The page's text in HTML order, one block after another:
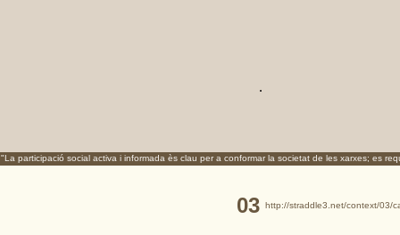
.
"La participació social activa i informada ès clau per a conformar la societat de les xarxes; es
03 http://straddle3.net/context/03/